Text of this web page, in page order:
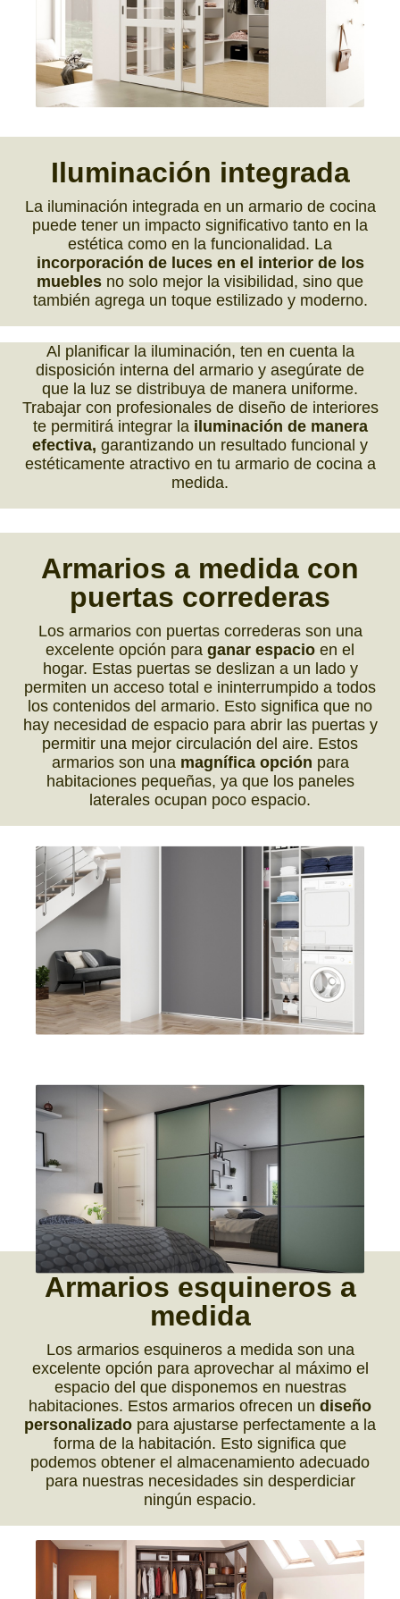
Iluminación integrada
La iluminación integrada en un armario de cocina
puede tener un impacto significativo tanto en la
estética como en la funcionalidad. La
incorporación de luces en el interior de los
muebles no solo mejor la visibilidad, sino que
también agrega un toque estilizado y moderno.
Al planificar la iluminación, ten en cuenta la
disposición interna del armario y asegúrate de
que la luz se distribuya de manera uniforme.
Trabajar con profesionales de diseño de interiores
te permitirá integrar lailuminación de manera
efectiva, garantizando un resultado funcional y
estéticamente atractivo en tu armario de cocina a
medida.
Armarios a medida con
puertas correderas
Los armarios con puertas correderas son una
excelente opción para ganar espacio en el
hogar. Estas puertas se deslizan a un lado y
permiten un acceso total e ininterrumpido a todos
los contenidos del armario. Esto significa que no
hay necesidad de espacio para abrir las puertas y
permitir una mejor circulación del aire. Estos
armarios son una magnífica opción para
habitaciones pequeñas, ya que los paneles
laterales ocupan poco espacio.
Armarios esquineros a
medida
Los armarios esquineros a medida son una
excelente opción para aprovechar al máximo el
espacio del que disponemos en nuestras
habitaciones. Estos armarios ofrecen un diseño
personalizado para ajustarse perfectamente a la
forma de la habitación. Esto significa que
podemos obtener el almacenamiento adecuado
para nuestras necesidades sin desperdiciar
ningún espacio.